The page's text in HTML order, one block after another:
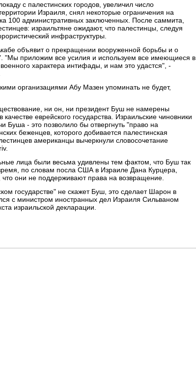
с палестинских городов, увеличил число
Израиля, снял некоторые ограничения на
100 административных заключенных. После саммита,
израильтяне ожидают, что палестинцы, следуя
инфраструктуры.
объявит о прекращении вооруженной борьбы и о
"Мы приложим все усилия и используем все имеющиеся в
характера интифады, и нам это удастся", -
организациями Абу Мазен упоминать не будет,
ни он, ни президент Буш не намерены
еврейского государства. Израильские чиновники
Буша - это позволило бы отвергнуть "право на
беженцев, которого добивается палестинская
американцы вычеркнули словосочетание
лица были весьма удивлены тем фактом, что Буш так
по словам посла США в Израиле Дана Курцера,
они не поддерживают права на возвращение.
государстве" не скажет Буш, это сделает Шарон в
с министром иностранных дел Израиля Сильваном
израильской декларации.